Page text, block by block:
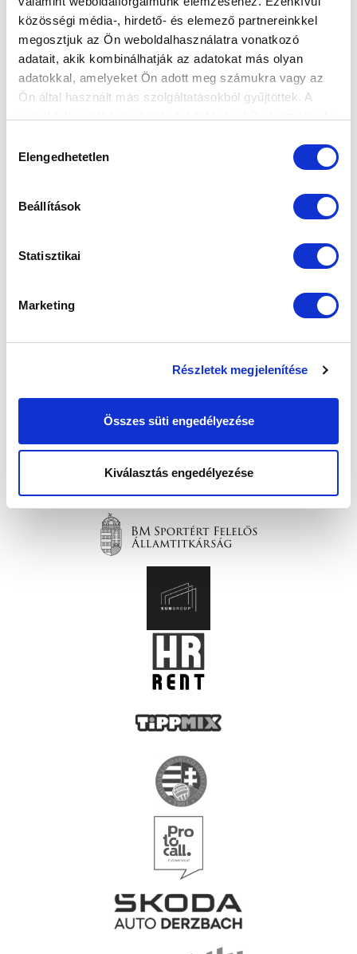
közösségi média-, hirdető- és elemező partnereinkkel
megosztjuk az Ön weboldalhasználatra vonatkozó
adatait, akik kombinálhatják az adatokat más olyan
adatokkal, amelyeket Ön adott meg számukra vagy az
Ön által használt más szolgáltatásokból gyűjtöttek. A
kiválasztása
Elengedhetetlen
Beállítások
Statisztikai
Marketing
Részletek megjelenítése
Összes süti engedélyezése
Kiválasztás engedélyezése
Elfogadom azAdatvédelmi tájékoztatót!
FELIRATKOZOM